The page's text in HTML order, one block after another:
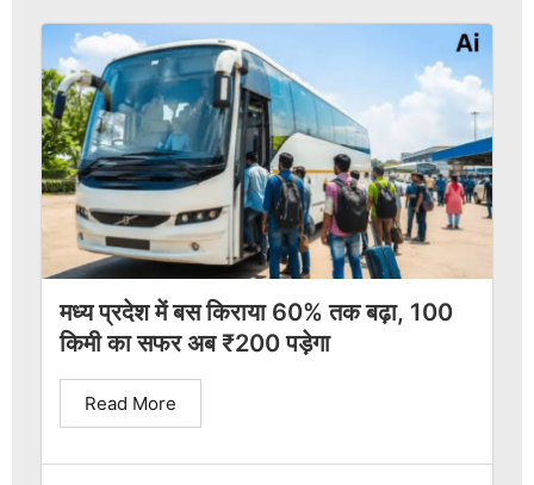
मध्य प्रदेश में बस किराया 60% तक बढ़ा, 100
किमी का सफर अब ₹200 पड़ेगा
Read More